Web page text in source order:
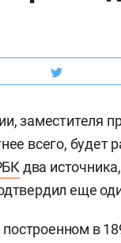
заместителя
всего, будет
два
еще
в